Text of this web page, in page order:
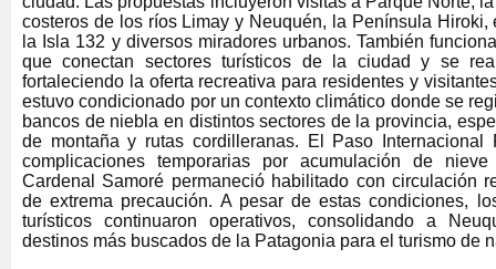
costeros de los ríos Limay y Neuquén, la Península Hiroki,
la Isla 132 y diversos miradores urbanos. También
que conectan sectores turísticos de la ciudad y se
fortaleciendo la oferta recreativa para residentes y
estuvo condicionado por un contexto climático donde se
bancos de niebla en distintos sectores de la provincia,
de montaña y rutas cordilleranas. El Paso Internacional
complicaciones temporarias por acumulación de
Cardenal Samoré permaneció habilitado con circulación
de extrema precaución. A pesar de estas condiciones,
turísticos continuaron operativos, consolidando a
destinos más buscados de la Patagonia para el turismo de